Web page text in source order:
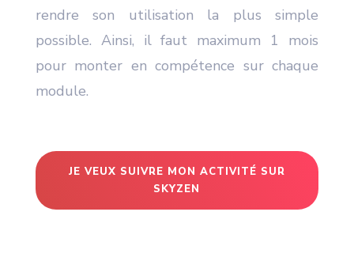
rendre son utilisation la plus simple
possible. Ainsi, il faut maximum 1 mois
pour monter en compétence sur chaque
module.
JE VEUX SUIVRE MON ACTIVITÉ SUR
SKYZEN